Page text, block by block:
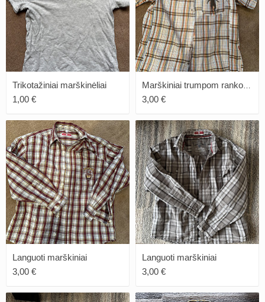
Trikotažiniai marškinėliai
1,00 €
Marškiniai trumpom rankovėmis
3,00 €
Languoti marškiniai
3,00 €
Languoti marškiniai
3,00 €